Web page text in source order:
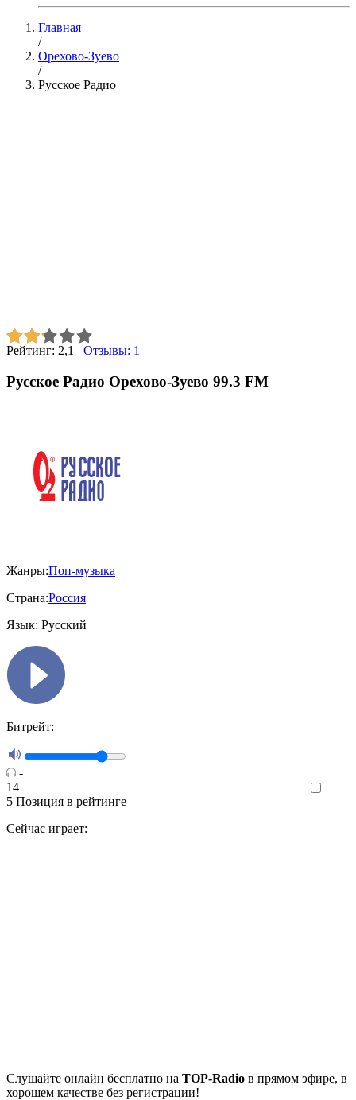
Главная
/
Орехово-Зуево
/
Русское Радио
Рейтинг: 2,1 Отзывы: 1
Русское Радио Орехово-Зуево 99.3 FM
Жанры:Поп-музыка
Страна:Россия
Язык: Русский
Битрейт:
-
14
5 Позиция в рейтинге
Сейчас играет:
Cлушайте онлайн бесплатно на TOP-Radio в прямом эфире, в
хорошем качестве без регистрации!